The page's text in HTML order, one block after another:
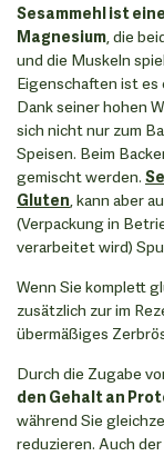
Sesammehl ist
Magnesium, die
und die Muskeln
Eigenschaften ist
Dank seiner hohen
sich nicht nur zum
Speisen. Beim
gemischt werden.
Gluten, kann aber
(Verpackung in
verarbeitet wird)
Wenn Sie komplett
zusätzlich zur im
übermäßiges
Durch die Zugabe
den Gehalt an
während Sie
reduzieren. Auch